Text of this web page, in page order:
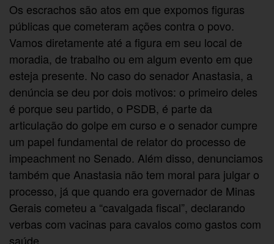
Os escrachos são atos em que expomos figuras
públicas que cometeram ações contra o povo.
Vamos diretamente até a figura em seu local de
moradia, de trabalho ou em algum evento em que
esteja presente. No caso do senador Anastasia, a
denúncia se deu por dois motivos: o primeiro deles
é porque seu partido, o PSDB, é parte da
articulação do golpe em curso e o senador cumpre
um papel fundamental de relator do processo de
impeachment no Senado. Além disso, denunciamos
também que Anastasia não tem moral para julgar o
processo, já que quando era governador de Minas
Gerais cometeu a “cavalgada fiscal”, declarando
verbas com vacinas para cavalos como gastos com
saúde.